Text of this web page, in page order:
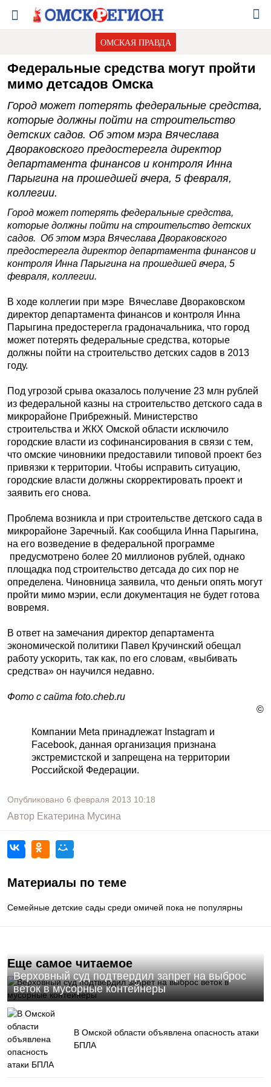
ОМСКАЯ ПРАВДА
Федеральные средства могут пройти
мимо детсадов Омска
Город может потерять федеральные средства,
которые должны пойти на строительство
детских садов. Об этом мэра Вячеслава
Двораковского предостерегла директор
департамента финансов и контроля Инна
Парыгина на прошедшей вчера, 5 февраля,
коллегии.
Город может потерять федеральные средства,
которые должны пойти на строительство детских
садов. Об этом мэра Вячеслава Двораковского
предостерегла директор департамента финансов и
контроля Инна Парыгина на прошедшей вчера, 5
февраля, коллегии.
В ходе коллегии при мэре Вячеславе Двораковском
директор департамента финансов и контроля Инна
Парыгина предостерегла градоначальника, что город
может потерять федеральные средства, которые
должны пойти на строительство детских садов в 2013
году.
Под угрозой срыва оказалось получение 23 млн рублей
из федеральной казны на строительство детского сада в
микрорайоне Прибрежный. Министерство
строительства и ЖКХ Омской области исключило
городские власти из софинансирования в связи с тем,
что омские чиновники предоставили типовой проект без
привязки к территории. Чтобы исправить ситуацию,
городские власти должны скорректировать проект и
заявить его снова.
Проблема возникла и при строительстве детского сада в
микрорайоне Заречный. Как сообщила Инна Парыгина,
на его возведение в федеральной программе
предусмотрено более 20 миллионов рублей, однако
площадка под строительство детсада до сих пор не
определена. Чиновница заявила, что деньги опять могут
пройти мимо мэрии, если документация не будет готова
вовремя.
В ответ на замечания директор департамента
экономической политики Павел Кручинский обещал
работу ускорить, так как, по его словам, «выбивать
средства» он научился недавно.
Фото с сайта foto.cheb.ru
©
Компании Meta принадлежат Instagram и
Facebook, данная организация признана
экстремистской и запрещена на территории
Российской Федерации.
Опубликовано 6 февраля 2013 10:18
Автор Екатерина Мусина
Материалы по теме
Семейные детские сады среди омичей пока не популярны
Еще самое читаемое
Верховный суд подтвердил запрет на выброс
веток в мусорные контейнеры
В Омской области объявлена опасность атаки
БПЛА